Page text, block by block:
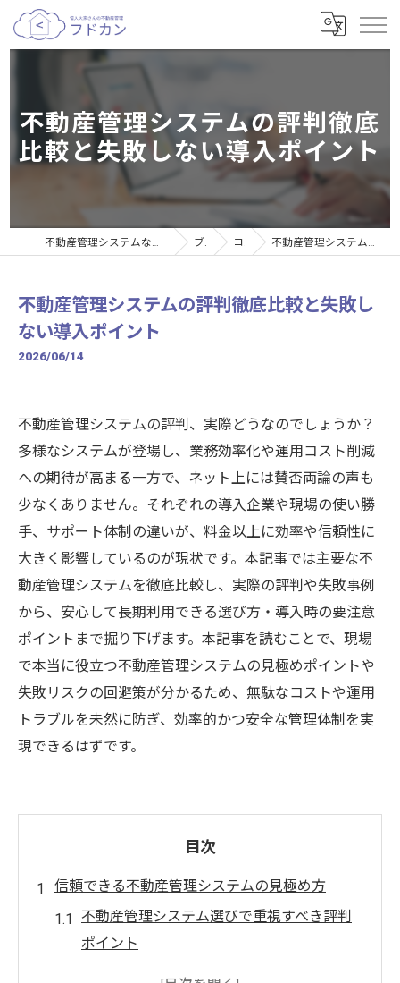
不動産管理システムの評判徹底
比較と失敗しない導入ポイント
不動産管理システムなら個人大家さんの不動産管理サービスフドカン ブログ コラム 不動産管理システムの評判徹底比較と失敗しない導入ポイント
不動産管理システムの評判徹底比較と失敗し
ない導入ポイント
2026/06/14
不動産管理システムの評判、実際どうなのでしょうか？
多様なシステムが登場し、業務効率化や運用コスト削減
への期待が高まる一方で、ネット上には賛否両論の声も
少なくありません。それぞれの導入企業や現場の使い勝
手、サポート体制の違いが、料金以上に効率や信頼性に
大きく影響しているのが現状です。本記事では主要な不
動産管理システムを徹底比較し、実際の評判や失敗事例
から、安心して長期利用できる選び方・導入時の要注意
ポイントまで掘り下げます。本記事を読むことで、現場
で本当に役立つ不動産管理システムの見極めポイントや
失敗リスクの回避策が分かるため、無駄なコストや運用
トラブルを未然に防ぎ、効率的かつ安全な管理体制を実
現できるはずです。
目次
信頼できる不動産管理システムの見極め方
不動産管理システム選びで重視すべき評判
ポイント
管理システム導入前に必ず確認したい信頼